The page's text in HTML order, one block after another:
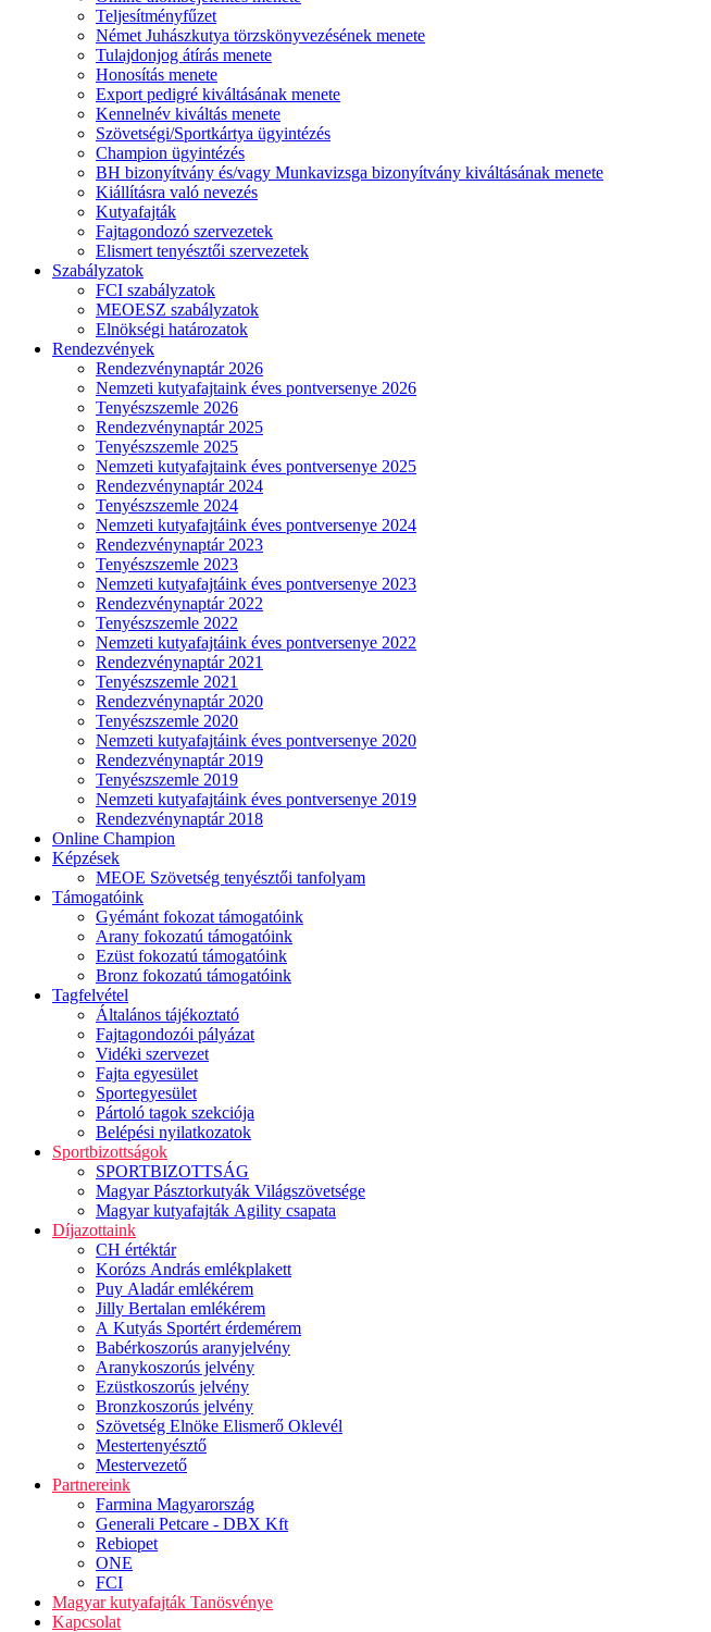
Teljesítményfűzet
Német Juhászkutya törzskönyvezésének menete
Tulajdonjog átírás menete
Honosítás menete
Export pedigré kiváltásának menete
Kennelnév kiváltás menete
Szövetségi/Sportkártya ügyintézés
Champion ügyintézés
BH bizonyítvány és/vagy Munkavizsga bizonyítvány kiváltásának menete
Kiállításra való nevezés
Kutyafajták
Fajtagondozó szervezetek
Elismert tenyésztői szervezetek
Szabályzatok
FCI szabályzatok
MEOESZ szabályzatok
Elnökségi határozatok
Rendezvények
Rendezvénynaptár 2026
Nemzeti kutyafajtaink éves pontversenye 2026
Tenyészszemle 2026
Rendezvénynaptár 2025
Tenyészszemle 2025
Nemzeti kutyafajtaink éves pontversenye 2025
Rendezvénynaptár 2024
Tenyészszemle 2024
Nemzeti kutyafajtáink éves pontversenye 2024
Rendezvénynaptár 2023
Tenyészszemle 2023
Nemzeti kutyafajtáink éves pontversenye 2023
Rendezvénynaptár 2022
Tenyészszemle 2022
Nemzeti kutyafajtáink éves pontversenye 2022
Rendezvénynaptár 2021
Tenyészszemle 2021
Rendezvénynaptár 2020
Tenyészszemle 2020
Nemzeti kutyafajtáink éves pontversenye 2020
Rendezvénynaptár 2019
Tenyészszemle 2019
Nemzeti kutyafajtáink éves pontversenye 2019
Rendezvénynaptár 2018
Online Champion
Képzések
MEOE Szövetség tenyésztői tanfolyam
Támogatóink
Gyémánt fokozat támogatóink
Arany fokozatú támogatóink
Ezüst fokozatú támogatóink
Bronz fokozatú támogatóink
Tagfelvétel
Általános tájékoztató
Fajtagondozói pályázat
Vidéki szervezet
Fajta egyesület
Sportegyesület
Pártoló tagok szekciója
Belépési nyilatkozatok
Sportbizottságok
SPORTBIZOTTSÁG
Magyar Pásztorkutyák Világszövetsége
Magyar kutyafajták Agility csapata
Díjazottaink
CH értéktár
Korózs András emlékplakett
Puy Aladár emlékérem
Jilly Bertalan emlékérem
A Kutyás Sportért érdemérem
Babérkoszorús aranyjelvény
Aranykoszorús jelvény
Ezüstkoszorús jelvény
Bronzkoszorús jelvény
Szövetség Elnöke Elismerő Oklevél
Mestertenyésztő
Mestervezető
Partnereink
Farmina Magyarország
Generali Petcare - DBX Kft
Rebiopet
ONE
FCI
Magyar kutyafajták Tanösvénye
Kapcsolat